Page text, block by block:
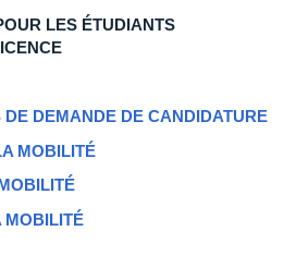
LES ÉTUDIANTS
DE DEMANDE DE CANDIDATURE
MOBILITÉ
MOBILITÉ